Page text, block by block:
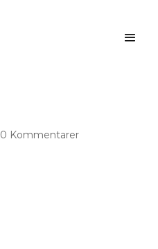
0 Kommentarer